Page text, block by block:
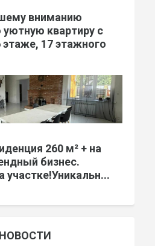
вниманию
квартиру с
17 этажного
260 м² + на
бизнес.
участке!Уникальн...